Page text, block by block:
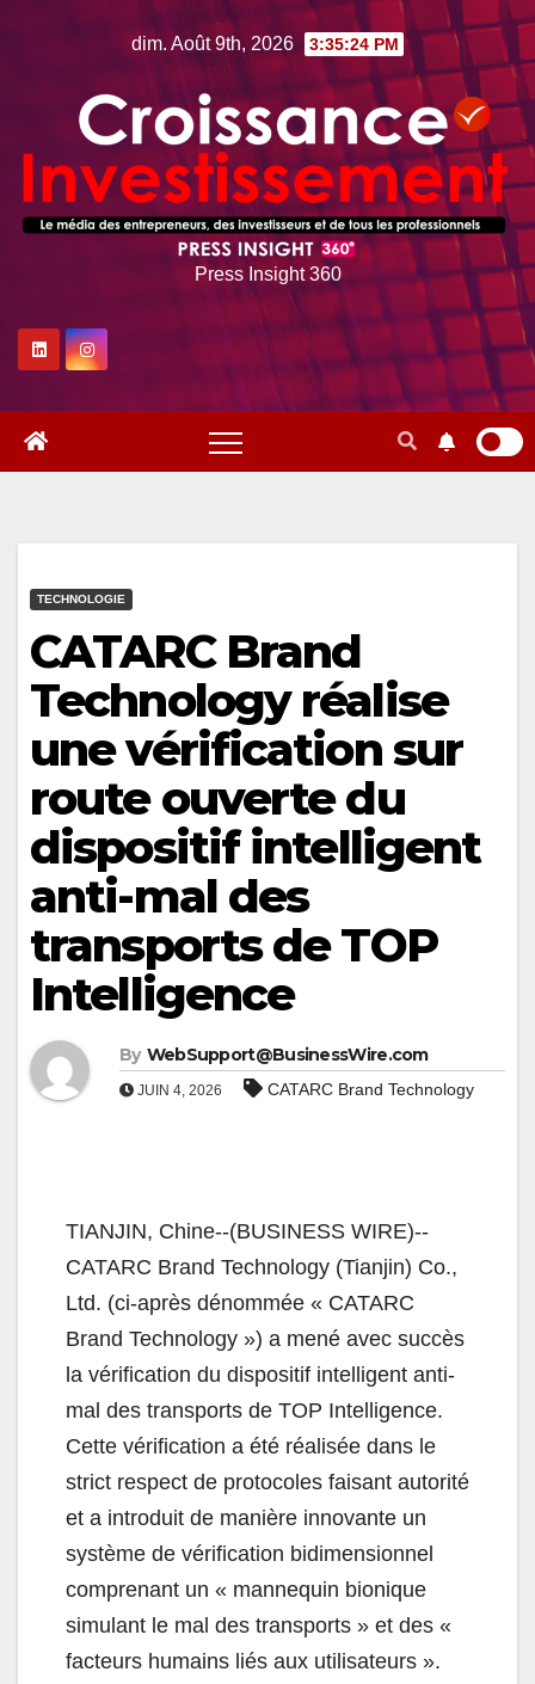
dim. Août 9th, 2026 3:35:25 PM
Press Insight 360
TECHNOLOGIE
CATARC Brand
Technology réalise
une vérification sur
route ouverte du
dispositif intelligent
anti-mal des
transports de TOP
Intelligence
By WebSupport@BusinessWire.com
JUIN 4, 2026 CATARC Brand Technology
TIANJIN, Chine--(BUSINESS WIRE)--
CATARC Brand Technology (Tianjin) Co.,
Ltd. (ci-après dénommée « CATARC
Brand Technology ») a mené avec succès
la vérification du dispositif intelligent anti-
mal des transports de TOP Intelligence.
Cette vérification a été réalisée dans le
strict respect de protocoles faisant autorité
et a introduit de manière innovante un
système de vérification bidimensionnel
comprenant un « mannequin bionique
simulant le mal des transports » et des «
facteurs humains liés aux utilisateurs ».